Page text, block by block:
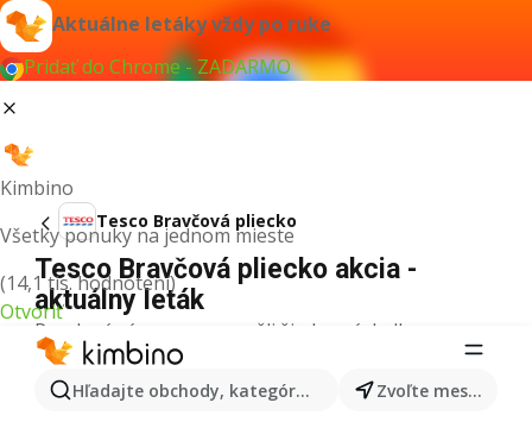
Aktuálne letáky vždy po ruke
Pridať do Chrome - ZADARMO
Kimbino
Všetky ponuky na jednom mieste
(14,1 tis. hodnotení)
Otvoriť
Hľadajte obchody, kategórie, produkty... Zvoľte mesto
Tesco Bravčová pliecko
Tesco Bravčová pliecko akcia -
aktuálny leták
Pre daný výraz sme nenašli žiadne výsledky.
Ďalšie produkty v obchodoch Tesco
Tesco Kapor Tesco Ashwagandha